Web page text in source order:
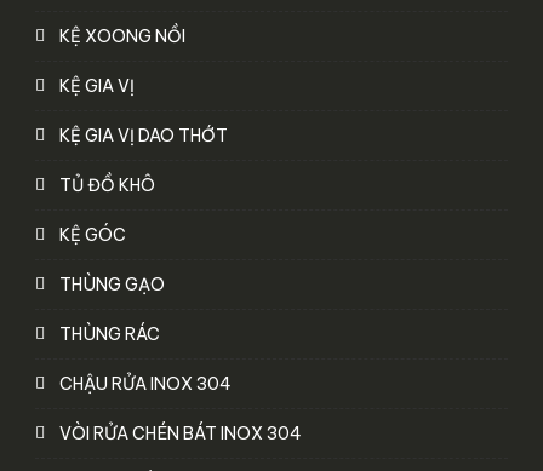
KỆ XOONG NỒI
KỆ GIA VỊ
KỆ GIA VỊ DAO THỚT
TỦ ĐỒ KHÔ
KỆ GÓC
THÙNG GẠO
THÙNG RÁC
CHẬU RỬA INOX 304
VÒI RỬA CHÉN BÁT INOX 304